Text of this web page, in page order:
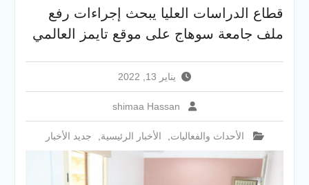
والخدمية بجامعة سوهاج
جامعة سوهاج تفتح أبوابها
الإلكتروني للقبول بالجامعات
2026
قطاع الدراسات العليا يبحث إجراءات رفع
ملف جامعة سوهاج على موقع تايمز العالمي
يناير 13, 2022
shimaa Hassan
الأحداث والفعاليات الأخبار الرئيسية جديد الأخبار